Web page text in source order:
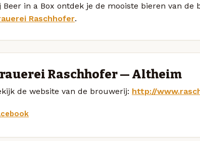
Beer in a Box ontdek je de mooiste bieren van de
Raschhofer.
Raschhofer — Altheim
de website van de brouwerij: http://